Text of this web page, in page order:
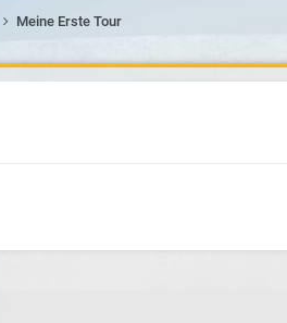
Meine Erste Tour